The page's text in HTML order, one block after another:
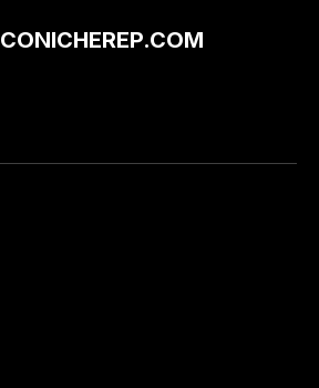
CONICHEREP.COM